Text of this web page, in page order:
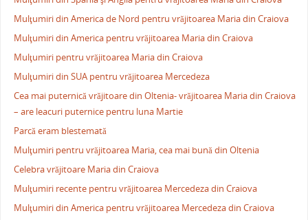
Mulţumiri din America de Nord pentru vrăjitoarea Maria din Craiova
Mulţumiri din America pentru vrăjitoarea Maria din Craiova
Mulţumiri pentru vrăjitoarea Maria din Craiova
Mulţumiri din SUA pentru vrăjitoarea Mercedeza
Cea mai puternică vrăjitoare din Oltenia- vrăjitoarea Maria din Craiova
– are leacuri puternice pentru luna Martie
Parcă eram blestemată
Mulţumiri pentru vrăjitoarea Maria, cea mai bună din Oltenia
Celebra vrăjitoare Maria din Craiova
Mulţumiri recente pentru vrăjitoarea Mercedeza din Craiova
Mulţumiri din America pentru vrăjitoarea Mercedeza din Craiova